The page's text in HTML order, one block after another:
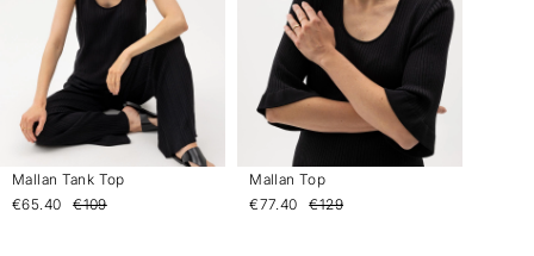
Mallan Tank Top
€65.40
€109
Mallan Top
€77.40
€129